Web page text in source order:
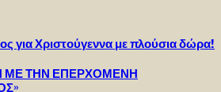
για Χριστούγεννα με πλούσια δώρα!
ΜΕ ΤΗΝ ΕΠΕΡΧΟΜΕΝΗ